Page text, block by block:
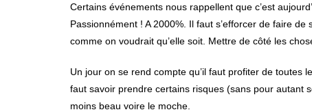
Certains événements nous rappellent que c’est
Passionnément ! A 2000%. Il faut s’efforcer de faire
comme on voudrait qu’elle soit. Mettre de côté les
Un jour on se rend compte qu’il faut profiter de toutes
faut savoir prendre certains risques (sans pour autant
moins beau voire le moche.